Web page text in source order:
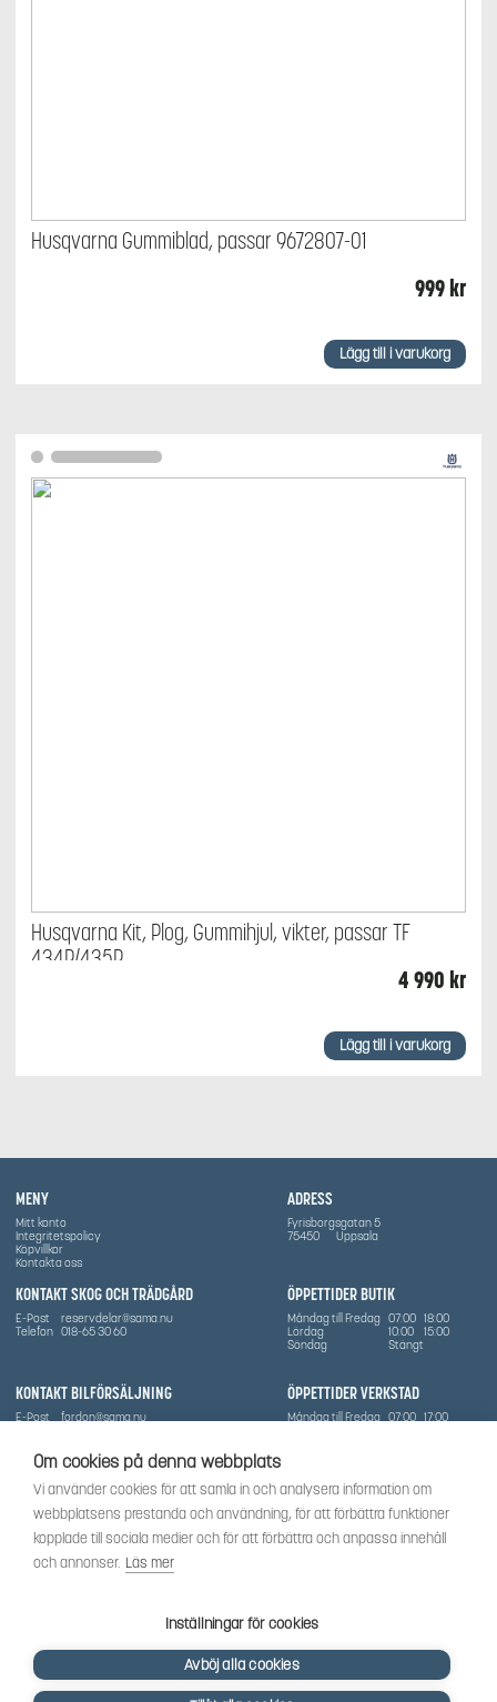
Om cookies på denna webbplats
Vi använder cookies för att samla in och analysera information om
webbplatsens prestanda och användning, för att förbättra funktioner
kopplade till sociala medier och för att förbättra och anpassa innehåll
och annonser. Läs mer
Inställningar för cookies
Avböj alla cookies
Husqvarna Gummiblad, passar 9672807-01
999kr
Lägg till i varukorg
Husqvarna Kit, Plog, Gummihjul, vikter, passar TF
434P/435P
4 990 kr
Lägg till i varukorg
MENY
Mitt konto
Integritetspolicy
Köpvillkor
Kontakta oss
ÖPPETTIDER BUTIK
Måndag till Fredag 07:00 18:00
Lördag
10:00
15:00
Söndag
Stängt
ÖPPETTIDER VERKSTAD
Måndag till Fredag 07:00 17:00
ADRESS
Fyrisborgsgatan 5
75450
Uppsala
KONTAKT SKOG OCH TRÄDGÅRD
E-Post
reservdelar@sama.nu
Telefon 018-65 30 60
KONTAKT BILFÖRSÄLJNING
E-Post
fordon@sama.nu
Vi har sedan 1970-talet levererat skog-och trädgårdsprodukter till Uppsala med omnejd. Vi
har idag även ett brett utbud av dessa produkter samt BRP:s produktsortiment, gällande
Can-Am, Sea-Doo.
Vi är certifierad serviceverkstad.
SOCIALT